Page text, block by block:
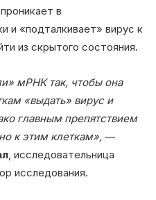
в
и «подталкивает» вирус к
из скрытого состояния.
мРНК так, чтобы она
«выдать» вирус и
главным препятствием
к этим клеткам», —
, исследовательница
исследования.